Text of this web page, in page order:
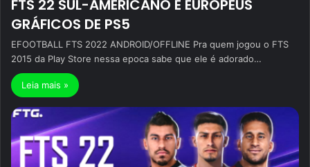
FTS 22 SUL-AMERICANO E EUROPEUS
GRÁFICOS DE PS5
EFOOTBALL FTS 2022 ANDROID/OFFLINE Pra quem jogou o FTS
2015 da Play Store nessa epoca sabe que ele é adorado…
Leia mais »